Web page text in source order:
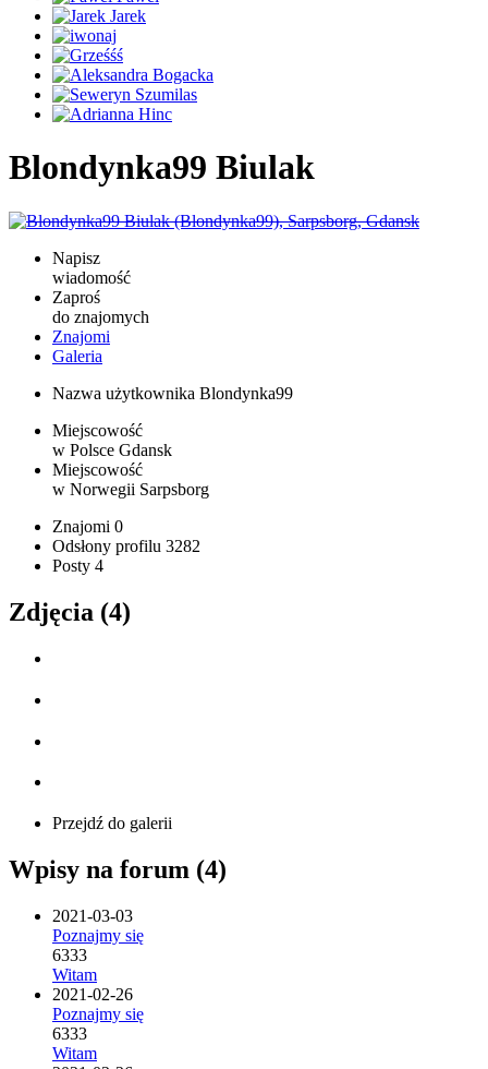
Blondynka99 Biulak
Napisz
wiadomość
Zaproś
do znajomych
Znajomi
Galeria
Nazwa użytkownika Blondynka99
Miejscowość
w Polsce Gdansk
Miejscowość
w Norwegii Sarpsborg
Znajomi 0
Odsłony profilu 3282
Posty 4
Zdjęcia (4)
Przejdź do galerii
Wpisy na forum (4)
2021-03-03
Poznajmy się
6333
Witam
2021-02-26
Poznajmy się
6333
Witam